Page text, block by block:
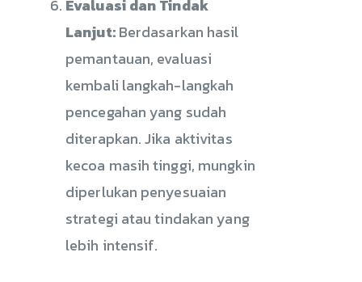
Evaluasi dan Tindak
Lanjut:Berdasarkan hasil
pemantauan, evaluasi
kembali langkah-langkah
pencegahan yang sudah
diterapkan. Jika aktivitas
kecoa masih tinggi, mungkin
diperlukan penyesuaian
strategi atau tindakan yang
lebih intensif.